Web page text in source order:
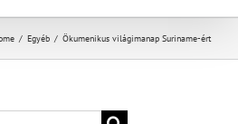
/ Egyéb / Ökumenikus világimanap Suriname-ért